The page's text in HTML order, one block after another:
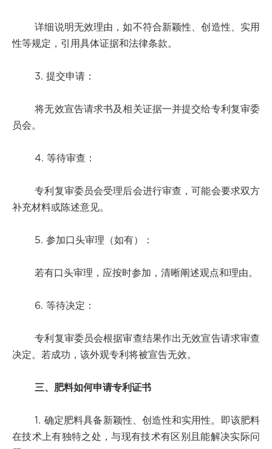
详细说明无效理由，如不符合新颖性、创造性、实用
性等规定，引用具体证据和法律条款。
3. 提交申请：
将无效宣告请求书及相关证据一并提交给专利复审委
员会。
4. 等待审查：
专利复审委员会受理后会进行审查，可能会要求双方
补充材料或陈述意见。
5. 参加口头审理（如有）：
若有口头审理，应按时参加，清晰阐述观点和理由。
6. 等待决定：
专利复审委员会根据审查结果作出无效宣告请求审查
决定。若成功，该外观专利将被宣告无效。
三、肥料如何申请专利证书
1. 确定肥料具备新颖性、创造性和实用性。即该肥料
在技术上有独特之处，与现有技术有区别且能解决实际问